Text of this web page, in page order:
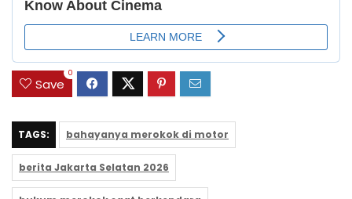
Save
0
TAGS: bahayanya merokok di motor
berita Jakarta Selatan 2026